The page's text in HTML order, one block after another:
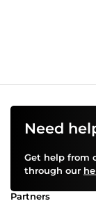
Need
Get help from
through our
Partners